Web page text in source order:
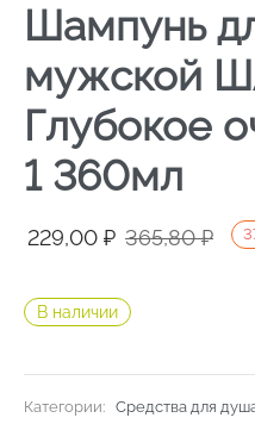
Шампунь
мужской
Глубокое
1 360мл
365,80₽
Первоначальная
составляла
229,00 ₽
Текущая
229,00 ₽.
В наличии
Категории: Средства для